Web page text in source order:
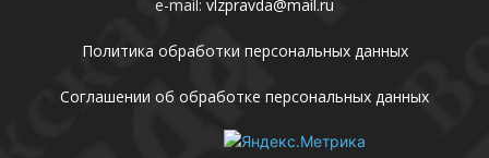
e-mail: vlzpravda@mail.ru
Политика обработки персональных данных
Соглашении об обработке персональных данных